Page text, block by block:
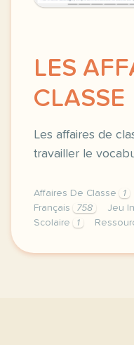
LES
CLASSE
Les affaires de
travailler le
Affaires De Classe 1
Français
758 Jeu
Scolaire
1
bonjour tout le